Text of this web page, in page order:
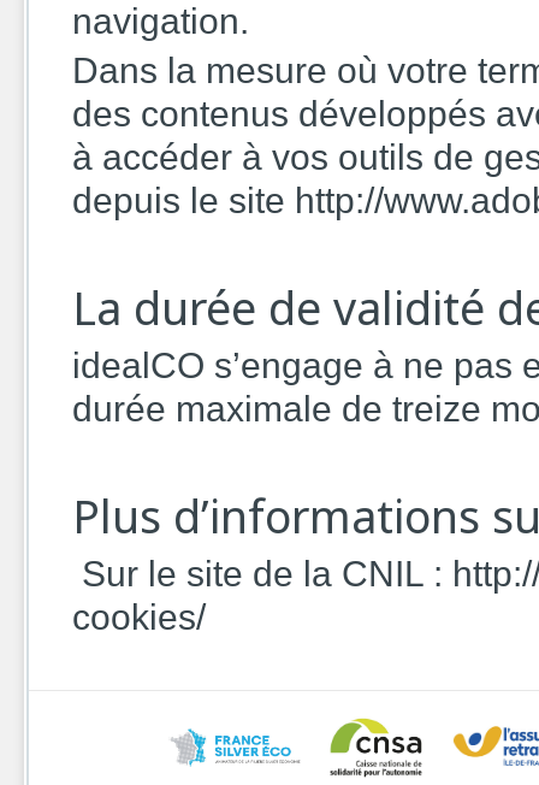
navigation.
Dans la mesure où votre
des contenus développés
à accéder à vos outils de
depuis le site http://
La durée de validité
idealCO s’engage à ne pas
durée maximale de treize
Plus d’informations
Sur le site de la CNIL :
cookies/